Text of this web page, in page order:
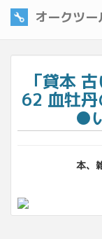
オークツー
「貸本
62 血牡
●
本、